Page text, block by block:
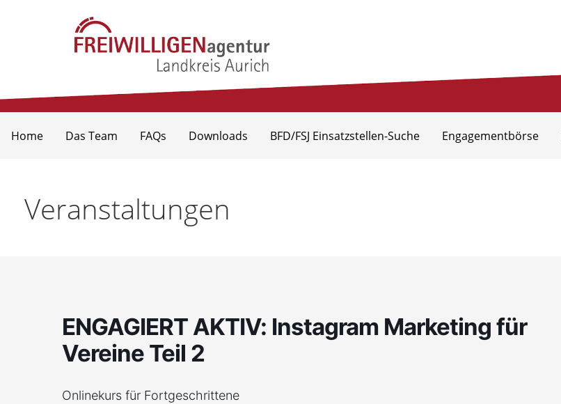
Freiwilligenagentur Landkreis Aurich
Home Das Team FAQs Downloads BFD/FSJ Einsatzstellen-Suche Engagementbörse
Veranstaltungen
ENGAGIERT AKTIV: Instagram Marketing für
Vereine Teil 2
Onlinekurs für Fortgeschrittene